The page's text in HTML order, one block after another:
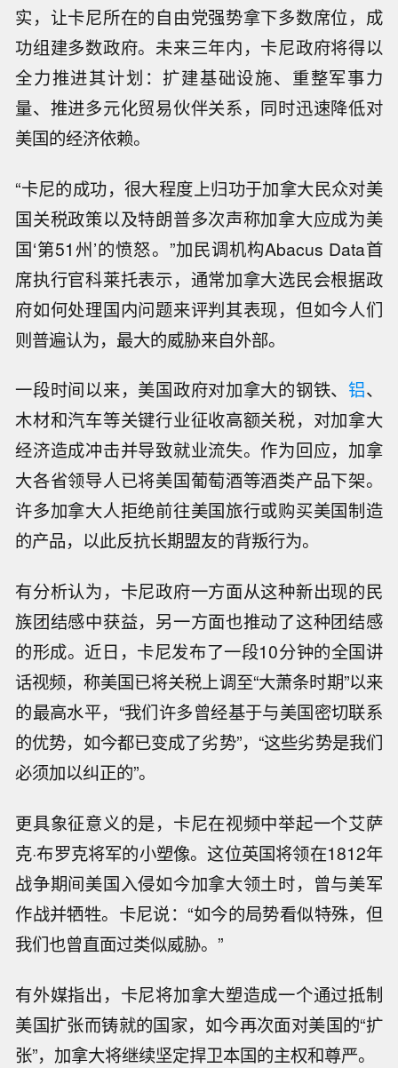
实，让卡尼所在的自由党强势拿下多数席位，成
功组建多数政府。未来三年内，卡尼政府将得以
全力推进其计划：扩建基础设施、重整军事力
量、推进多元化贸易伙伴关系，同时迅速降低对
美国的经济依赖。
“卡尼的成功，很大程度上归功于加拿大民众对美
国关税政策以及特朗普多次声称加拿大应成为美
国‘第51州’的愤怒。”加民调机构Abacus Data首
席执行官科莱托表示，通常加拿大选民会根据政
府如何处理国内问题来评判其表现，但如今人们
则普遍认为，最大的威胁来自外部。
一段时间以来，美国政府对加拿大的钢铁、铝、
木材和汽车等关键行业征收高额关税，对加拿大
经济造成冲击并导致就业流失。作为回应，加拿
大各省领导人已将美国葡萄酒等酒类产品下架。
许多加拿大人拒绝前往美国旅行或购买美国制造
的产品，以此反抗长期盟友的背叛行为。
有分析认为，卡尼政府一方面从这种新出现的民
族团结感中获益，另一方面也推动了这种团结感
的形成。近日，卡尼发布了一段10分钟的全国讲
话视频，称美国已将关税上调至“大萧条时期”以来
的最高水平，“我们许多曾经基于与美国密切联系
的优势，如今都已变成了劣势”，“这些劣势是我们
必须加以纠正的”。
更具象征意义的是，卡尼在视频中举起一个艾萨
克·布罗克将军的小塑像。这位英国将领在1812年
战争期间美国入侵如今加拿大领土时，曾与美军
作战并牺牲。卡尼说：“如今的局势看似特殊，但
我们也曾直面过类似威胁。”
有外媒指出，卡尼将加拿大塑造成一个通过抵制
美国扩张而铸就的国家，如今再次面对美国的“扩
张”，加拿大将继续坚定捍卫本国的主权和尊严。